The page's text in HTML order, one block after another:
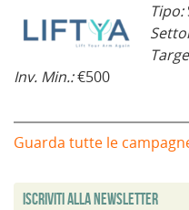
Tipo:
Inv. Min.:€500
Guarda tutte le
Iscriviti alla Newsletter